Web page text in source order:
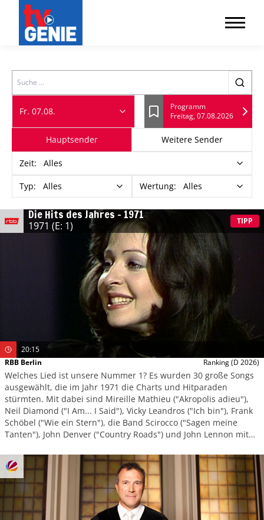
Search
Fr. 07.08. Lesezeichen
Programm
Freitag, 07.08.2026
Hauptsender Weitere Sender
Zeit: Alles
Typ: Alles Wertung: Alles
Die Hits des Jahres – 1971
1971 (E: 1) TIPP
20:15
RBB Berlin
Ranking(D 2026)
Welches Lied ist unsere Nummer 1? Es wurden 30 große Songs
ausgewählt, die im Jahr 1971 die Charts und Hitparaden
stürmten. Mit dabei sind Mireille Mathieu ("Akropolis adieu"),
Neil Diamond ("I Am... I Said"), Vicky Leandros ("Ich bin"), Frank
Schöbel ("Wie ein Stern"), die Band Scirocco ("Sagen meine
Tanten"), John Denver ("Country Roads") und John Lennon mit
Reihenfolge entschieden. Welcher Hit ist unsere Nummer 1?